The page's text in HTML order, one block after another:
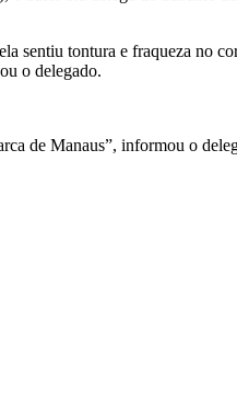
sentiu tontura e fraqueza no
o delegado.
de Manaus”, informou o